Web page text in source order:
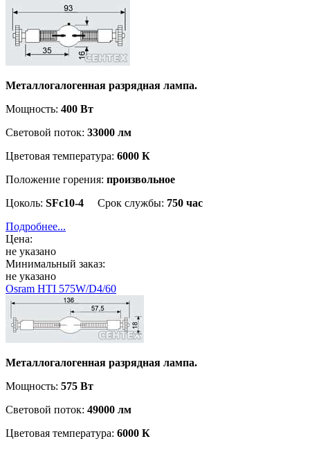
Металлогалогенная разрядная лампа.
Мощность: 400 Вт
Световой поток: 33000 лм
Цветовая температура: 6000 К
Положение горения: произвольное
Цоколь: SFc10-4 Срок службы: 750 час
Подробнее...
Цена:
не указано
Минимальный заказ:
не указано
Osram HTI 575W/D4/60
Металлогалогенная разрядная лампа.
Мощность: 575 Вт
Световой поток: 49000 лм
Цветовая температура: 6000 К